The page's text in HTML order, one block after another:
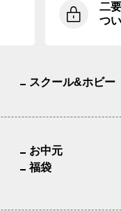
二
つ
スクール&ホビー
お中元
福袋